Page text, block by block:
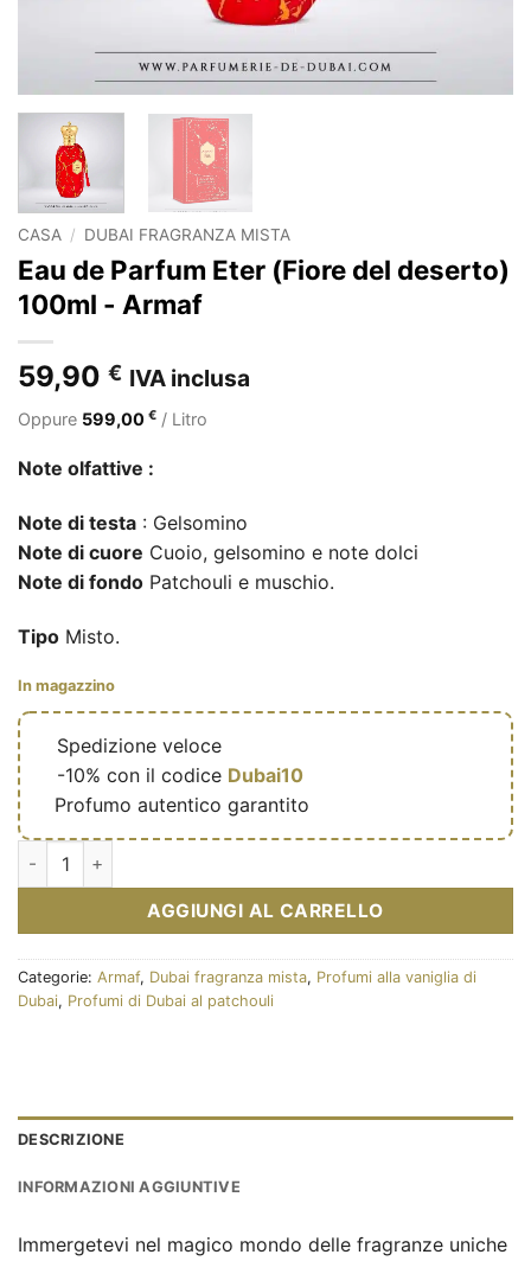
CASA / DUBAI FRAGRANZA MISTA
Eau de Parfum Eter (Fiore del deserto)
100ml - Armaf
59,90 € IVA inclusa
Oppure 599,00 € / Litro
Note olfattive :
Note di testa : Gelsomino
Note di cuore Cuoio, gelsomino e note dolci
Note di fondo Patchouli e muschio.
Tipo Misto.
In magazzino
Spedizione veloce
-10% con il codice Dubai10
Profumo autentico garantito
Eau de parfum Éter (Désert flower) 100ml – Armaf quantità
AGGIUNGI AL CARRELLO
Categorie: Armaf, Dubai fragranza mista, Profumi alla vaniglia di
Dubai, Profumi di Dubai al patchouli
DESCRIZIONE
INFORMAZIONI AGGIUNTIVE
Immergetevi nel magico mondo delle fragranze uniche